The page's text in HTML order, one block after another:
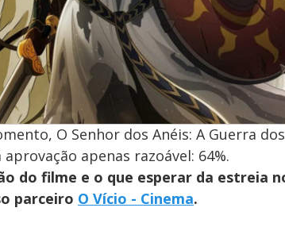
O Senhor dos Anéis: A Guerra
apenas razoável: 64%.
do filme e o que esperar da estreia
parceiro O Vício - Cinema.